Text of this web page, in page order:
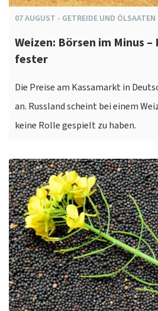
07AUGUST - GETREIDE UND ÖLSAATEN
Weizen: Börsen im Minus
fester
Die Preise am Kassamarkt in
an. Russland scheint bei einem
keine Rolle gespielt zu haben.